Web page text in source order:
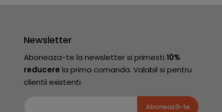
Newsletter
Aboneaza-te la newsletter si primesti 10%
reducere la prima comanda. Valabil si pentru
clientii existenti
Abonează-te